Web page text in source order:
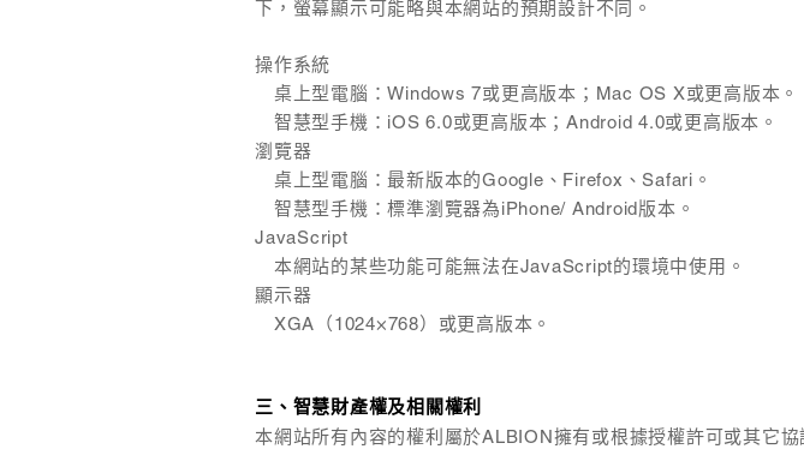
下，螢幕顯示可能略與本網站的預期設計不同。
操作系統
桌上型電腦：Windows 7或更高版本；Mac OS X或更高版本。
智慧型手機：iOS 6.0或更高版本；Android 4.0或更高版本。
瀏覽器
桌上型電腦：最新版本的Google、Firefox、Safari。
智慧型手機：標準瀏覽器為iPhone/ Android版本。
JavaScript
本網站的某些功能可能無法在JavaScript的環境中使用。
顯示器
XGA（1024×768）或更高版本。
三、智慧財產權及相關權利
本網站所有內容的權利屬於ALBION擁有或根據授權許可或其它